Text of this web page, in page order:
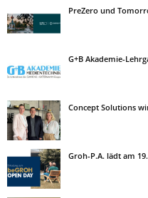
PreZero und
G+B Akademie-
Concept Solutions
Groh-P.A. lädt am